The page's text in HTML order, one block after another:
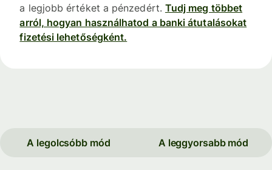
a legjobb értéket a pénzedért. Tudj meg többet
arról, hogyan használhatod a banki átutalásokat
fizetési lehetőségként.
A legolcsóbb mód A leggyorsabb mód